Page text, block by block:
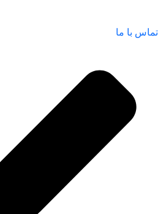
تماس با ما